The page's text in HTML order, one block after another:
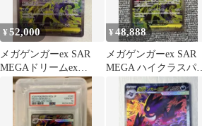
¥52,000
メガゲンガーex SAR
MEGAドリームex
240/193 a
¥48,888
メガゲンガーex SAR
MEGA ハイクラスパッ
ク MEGAドリームex
キ…